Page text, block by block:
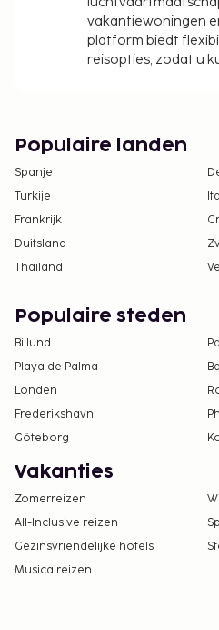
vakantiewoningen
platform biedt
reisopties, zodat u
Populaire landen
Spanje
Turkije
Frankrijk
Duitsland
Thailand
Populaire steden
Billund
Playa de Palma
Londen
Frederikshavn
Göteborg
Vakanties
Zomerreizen
All-Inclusive reizen
Gezinsvriendelijke hotels
Musicalreizen